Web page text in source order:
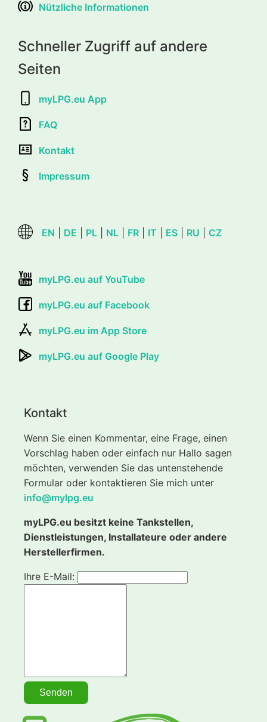
Nützliche Informationen
Schneller Zugriff auf andere
Seiten
myLPG.eu App
FAQ
Kontakt
Impressum
EN DE PL NL FR IT ES RU CZ
myLPG.eu auf YouTube
myLPG.eu auf Facebook
myLPG.eu im App Store
myLPG.eu auf Google Play
Kontakt
Wenn Sie einen Kommentar, eine Frage, einen
Vorschlag haben oder einfach nur Hallo sagen
möchten, verwenden Sie das untenstehende
Formular oder kontaktieren Sie mich unter
info@mylpg.eu
myLPG.eu besitzt keine Tankstellen,
Dienstleistungen, Installateure oder andere
Herstellerfirmen.
Ihre E-Mail: